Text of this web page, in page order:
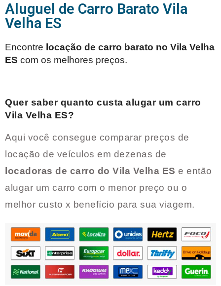
Aluguel de Carro Barato Vila
Velha ES
Encontre locação de carro barato no Vila Velha
ES com os melhores preços.
Quer saber quanto custa alugar um carro
Vila Velha ES?
Aqui você consegue comparar preços de
locação de veículos em dezenas de
locadoras de carro do Vila Velha ES e então
alugar um carro com o menor preço ou o
melhor custo x benefício para sua viagem.